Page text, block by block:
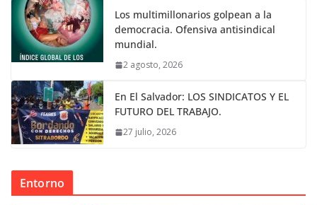
Los multimillonarios golpean a la
democracia. Ofensiva antisindical
mundial.
2 agosto, 2026
En El Salvador: LOS SINDICATOS Y EL
FUTURO DEL TRABAJO.
27 julio, 2026
Entorno